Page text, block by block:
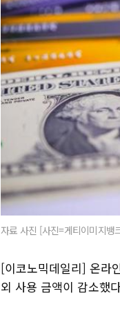
자료 사진 [사진=게티이미지뱅
[이코노믹데일리] 온라
외 사용 금액이 감소했